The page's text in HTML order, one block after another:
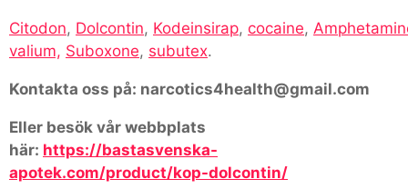
Citodon, Dolcontin, Kodeinsirap, cocaine,
valium, Suboxone, subutex.
Kontakta oss på: narcotics4health@gmail.com
Eller besök vår webbplats
här: https://bastasvenska-
apotek.com/product/kop-dolcontin/